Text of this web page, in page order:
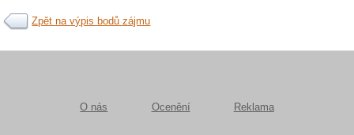
Zpět na výpis bodů zájmu
O nás Ocenění Reklama